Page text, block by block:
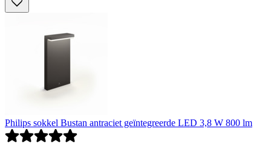
Philips sokkel Bustan antraciet geïntegreerde LED 3,8 W 800 lm